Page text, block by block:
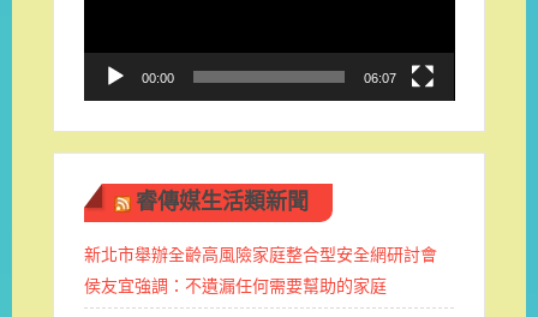
00:00 06:07
睿傳媒生活類新聞
新北市舉辦全齡高風險家庭整合型安全網研討會
侯友宜強調：不遺漏任何需要幫助的家庭